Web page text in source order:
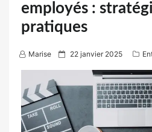
employés :
pratiques
Marise
P
o
e
22 janvier 2025